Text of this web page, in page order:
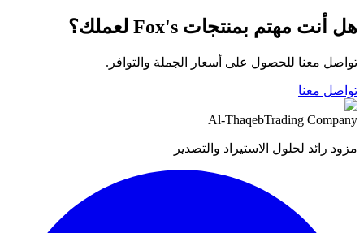
هل أنت مهتم بمنتجات Fox's لعملك؟
تواصل معنا للحصول على أسعار الجملة والتوافر.
تواصل معنا
Al-ThaqebTrading Company
مزود رائد لحلول الاستيراد والتصدير